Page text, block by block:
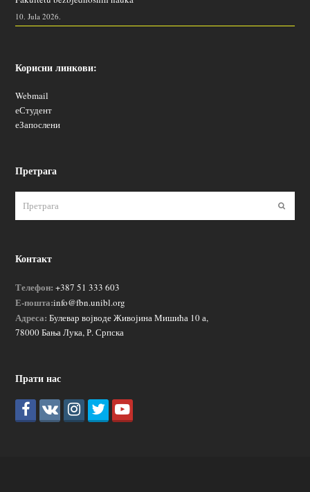
10. Jula 2026.
Корисни линкови:
Webmail
еСтудент
еЗапослени
Претрага
Контакт
Телефон: +387 51 333 603
Е-пошта:info@fbn.unibl.org
Адреса: Булевар војводе Живојина Мишића 10 а,
78000 Бања Лука, Р. Српска
Прати нас